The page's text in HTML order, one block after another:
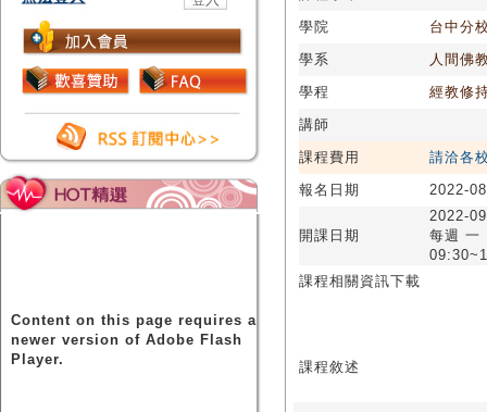
Content on this page requires a
newer version of Adobe Flash
Player.
學院
台中分
學系
人間佛
學程
經教修
講師
課程費用
請洽各
報名日期
2022-
開課日期
2022-
每週 一
課程相關資訊下載
課程敘述